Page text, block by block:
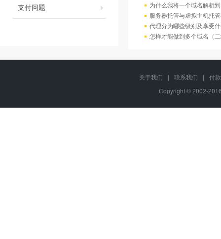
支付问题
为什么我将一个域名解析
服务器托管与虚拟主机托
代理分为哪些级别及享受
怎样才能做到多个域名（
关于我们 | 联系我们 |
付
Copyright © 2002-